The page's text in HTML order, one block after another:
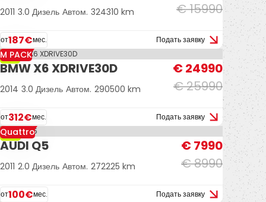
€ 15990
2011 3.0 Дизель Автом. 324310 km
от187€мес. Подать заявку
-4%
M PACK
BMW X6 XDRIVE30D
€ 25990
€ 24990
2014 3.0 Дизель Автом. 290500 km
от312€мес. Подать заявку
-11%
Quattro
AUDI Q5
€ 8990
€ 7990
2011 2.0 Дизель Автом. 272225 km
от100€мес. Подать заявку